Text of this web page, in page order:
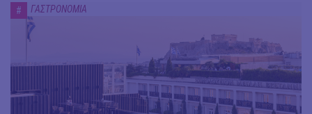
# ΓΑΣΤΡΟΝΟΜΙΑ